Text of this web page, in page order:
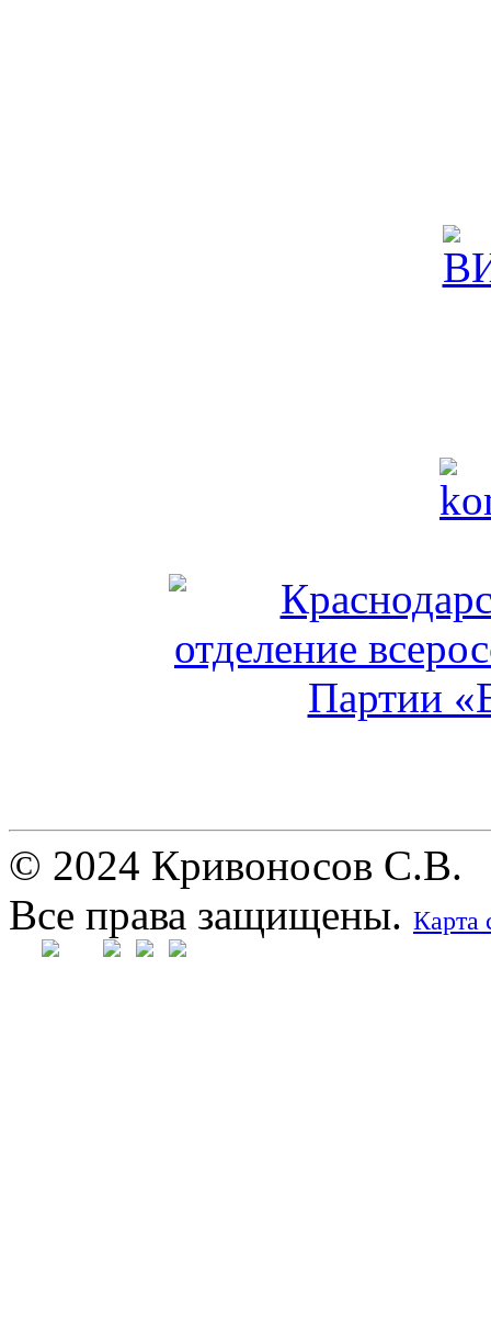
© 2024 Кривоносов С.В.
Все права защищены. Карта